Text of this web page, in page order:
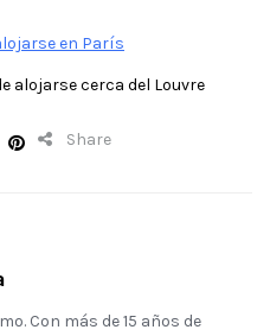
en París
alojarse cerca del Louvre
Share
Con más de 15 años de